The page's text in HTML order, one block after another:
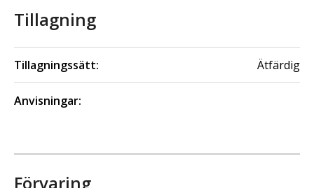
Tillagning
Tillagningssätt: Ätfärdig
Anvisningar:
Förvaring